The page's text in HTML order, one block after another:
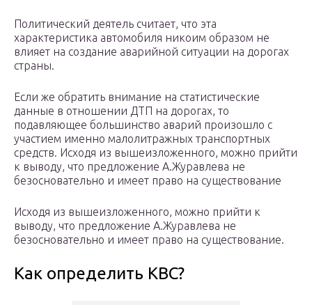
Политический деятель считает, что эта
характеристика автомобиля никоим образом не
влияет на создание аварийной ситуации на дорогах
страны.
Если же обратить внимание на статистические
данные в отношении ДТП на дорогах, то
подавляющее большинство аварий произошло с
участием именно малолитражных транспортных
средств. Исходя из вышеизложенного, можно прийти
к выводу, что предложение А.Журавлева не
безосновательно и имеет право на существование
Исходя из вышеизложенного, можно прийти к
выводу, что предложение А.Журавлева не
безосновательно и имеет право на существование.
Как определить КВС?